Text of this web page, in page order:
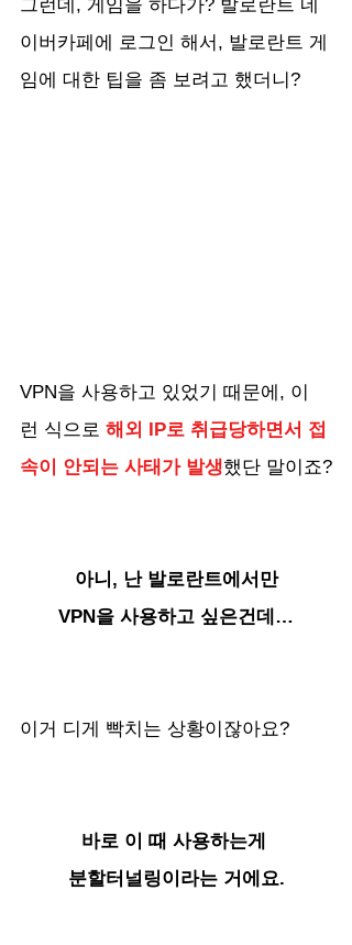
그런데, 게임을 하다가? 발로란트 네
이버카페에 로그인 해서, 발로란트 게
임에 대한 팁을 좀 보려고 했더니?
VPN을 사용하고 있었기 때문에, 이
런 식으로 해외 IP로 취급당하면서 접
속이 안되는 사태가 발생했단 말이죠?
아니, 난 발로란트에서만
VPN을 사용하고 싶은건데…
이거 디게 빡치는 상황이잖아요?
바로 이 때 사용하는게
분할터널링이라는 거에요.